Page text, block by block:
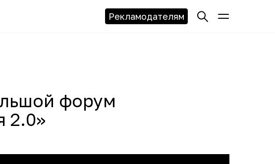
Рекламодателям
форум
2.0»